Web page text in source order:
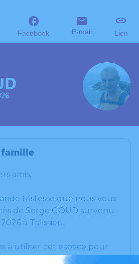
Facebook E-mail Lien
famille
amis,
tristesse que nous vous
de Serge GOUD survenu
à Talissieu.
à utiliser cet espace pour
partager des photos